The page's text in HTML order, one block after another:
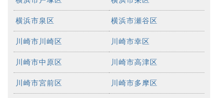
横浜市泉区 横浜市瀬谷区
川崎市川崎区 川崎市幸区
川崎市中原区 川崎市高津区
川崎市宮前区 川崎市多摩区